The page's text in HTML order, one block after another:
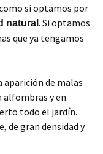
si optamos por
natural . Si optamos
que ya tengamos
de malas
alfombras y en
todo el jardín.
de gran densidad y